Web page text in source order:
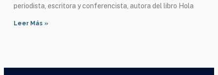
periodista, escritora y conferencista, autora del libro Hola
Leer Más »